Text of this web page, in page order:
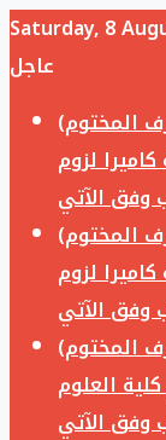
Saturday, 8
عاجل
المختوم)
لزوم
المختوم)
لزوم
المختوم)
العلوم